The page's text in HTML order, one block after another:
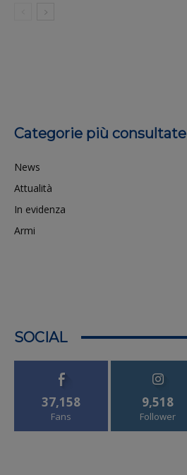
Categorie più consultate
News
Attualità
In evidenza
Armi
SOCIAL
37,158
Fans
9,518
Follower